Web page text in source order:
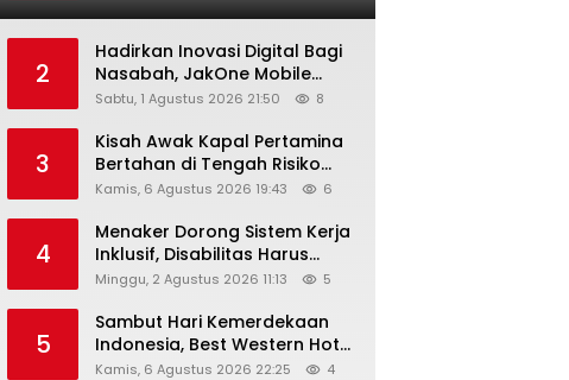
2
Hadirkan Inovasi Digital Bagi
Nasabah, JakOne Mobile
Antar Bank Jakarta Sukses
Awards 2026
Sabtu, 1 Agustus 2026 21:50 8
3
Kisah Awak Kapal Pertamina
Bertahan di Tengah Risiko
Pelayaran Selat Hormuz
Kamis, 6 Agustus 2026 19:43 6
4
Menaker Dorong Sistem Kerja
Inklusif, Disabilitas Harus
Dapat Kesempatan Setara
Minggu, 2 Agustus 2026 11:13 5
5
Sambut Hari Kemerdekaan
Indonesia, Best Western Hotel
Hadirkan The Freedom Stay
Kamis, 6 Agustus 2026 22:25 4